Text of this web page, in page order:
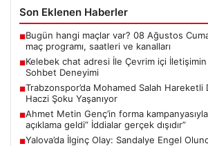
Son Eklenen Haberler
■Bugün hangi maçlar var? 08 Ağustos
maç programı, saatleri ve kanalları
■Kelebek chat adresi İle Çevrim içi
Sohbet Deneyimi
■Trabzonspor’da Mohamed Salah Hareketli
Haczi Şoku Yaşanıyor
■Ahmet Metin Genç’in forma
açıklama geldi” İddialar gerçek dışıdır”
■Yalova’da İlginç Olay: Sandalye Engel